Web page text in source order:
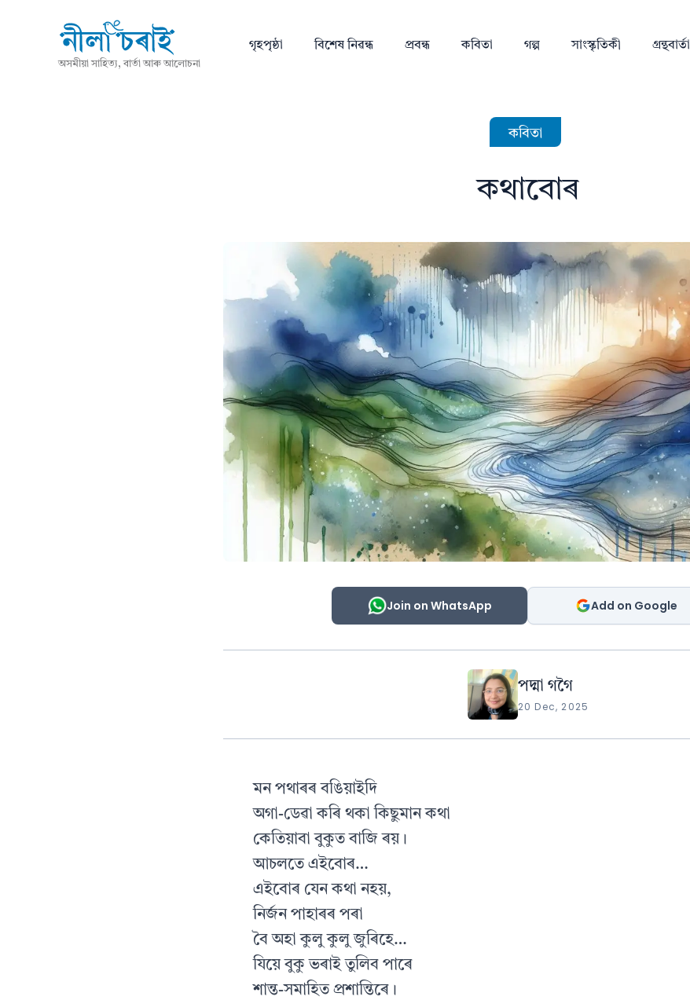
অসমীয়া সাহিত্য, বাৰ্তা আৰু আলোচনা
গৃহপৃষ্ঠা বিশেষ নিৱন্ধ প্ৰবন্ধ কবিতা গল্প সাংস্কৃতিকী গ্ৰন্থবাৰ্তা
কবিতা
কথাবোৰ
Join on WhatsApp Add on Google
পদ্মা গগৈ
20 Dec, 2025
মন পথাৰৰ বঙিয়াইদি
অগা-ডেৱা কৰি থকা কিছুমান কথা
কেতিয়াবা বুকুত বাজি ৰয়।
আচলতে এইবোৰ…
এইবোৰ যেন কথা নহয়,
নিৰ্জন পাহাৰৰ পৰা
বৈ অহা কুলু কুলু জুৰিহে…
যিয়ে বুকু ভৰাই তুলিব পাৰে
শান্ত-সমাহিত প্ৰশান্তিৰে।